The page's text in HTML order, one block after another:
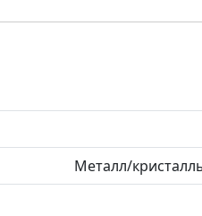
Металл/